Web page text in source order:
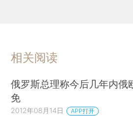
相关阅读
俄罗斯总理称今后几年内俄
免
2012年08月14日 APP打开